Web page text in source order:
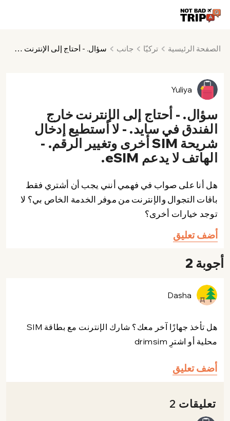
الصفحة الرئيسية تركيّا جانب سؤال. - أحتاج إلى الإنترنت خارج الفندق في سايد. - لا أستطيع إدخال شريحة SIM أخرى وتغيير الرقم. - الهاتف لا يدعم eSIM.
Yuliya
سؤال. - أحتاج إلى الإنترنت خارج
الفندق في سايد. - لا أستطيع إدخال
شريحة SIM أخرى وتغيير الرقم. -
الهاتف لا يدعم eSIM.
هل أنا على صواب في فهمي أنني يجب أن أشتري فقط
باقات التجوال والإنترنت من موفر الخدمة الخاص بي؟ لا
توجد خيارات أخرى؟
أضف تعليق
أجوبة 2
Dasha
هل تأخذ جهازًا آخر معك؟ شارك الإنترنت مع بطاقة SIM
محلية أو اشترِ drimsim
أضف تعليق
تعليقات 2